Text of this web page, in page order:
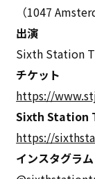
（1047
出演
Sixth Station
チケット
https://
Sixth Station
https://
インスタグラム